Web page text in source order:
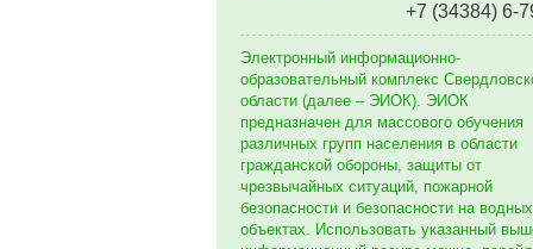
+7 (34384) 6-
Электронный информационно-
образовательный комплекс
области (далее – ЭИОК). ЭИОК
предназначен для массового обучения
различных групп населения в области
гражданской обороны, защиты от
чрезвычайных ситуаций, пожарной
безопасности и безопасности на водных
объектах. Использовать указанный